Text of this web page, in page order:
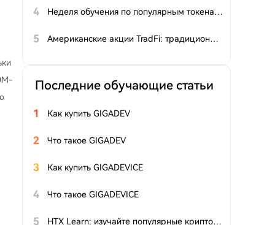
4 Неделя обучения по популярным токенам, выпуск 18: TradFi × Crypto формирует новый нарратив о получении доходов для L2, а SK Hynix продолжает набирать обороты
5 Американские акции TradFi: традиционные финансы как надёжный якорь в эпоху бума IPO в сфере ИИ
Последние обучающие статьи
1 Как купить GIGADEV
2 Что такое GIGADEV
3 Как купить GIGADEVICE
4 Что такое GIGADEVICE
5 HTX Learn: изучайте популярные криптовалюты и разделите призовой фонд $20 00 в $HTX